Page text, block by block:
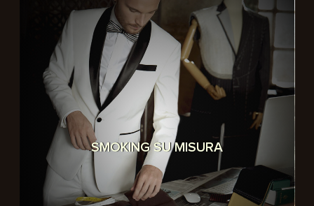
SMOKING SU MISURA